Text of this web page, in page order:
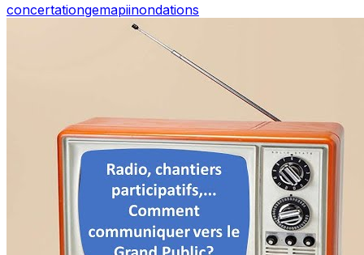
concertationgemapiinondations